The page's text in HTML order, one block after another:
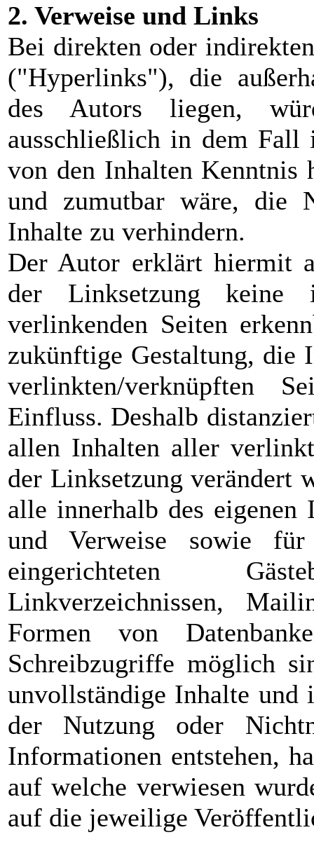
2. Verweise und Links
Bei direkten oder
("Hyperlinks"), die
des Autors liegen,
ausschließlich in dem
von den Inhalten Kenntnis
und zumutbar wäre, die
Inhalte zu verhindern.
Der Autor erklärt hiermit
der Linksetzung
verlinkenden Seiten
zukünftige Gestaltung, die
verlinkten/verknüpften
Einfluss. Deshalb
allen Inhalten aller
der Linksetzung verändert
alle innerhalb des eigenen
und Verweise sowie
eingerichteten
Linkverzeichnissen,
Formen von
Schreibzugriffe möglich
unvollständige Inhalte und
der Nutzung oder
Informationen entstehen,
auf welche verwiesen
auf die jeweilige